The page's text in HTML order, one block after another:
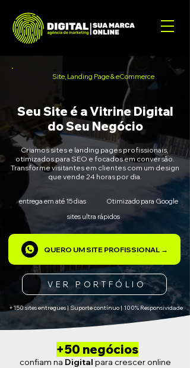
Site, Landing Page & eCommerce
Seu Site é a Vitrine Digital
do Seu Negócio
Criamos sites e landing pages profissionais,
otimizados para SEO e focados em conversão.
Transforme visitantes em clientes com um design
que vende 24 horas por dia.
entrega em até 15 dias
Otimizado para Google
sites ultra rápidos
QUERO UM SITE PROFISSIONAL →
VER PORTFÓLIO
+150 sites entregues | Suporte contínuo | 100% Responsividade
+50 negócios
confiam na Digital para crescer online